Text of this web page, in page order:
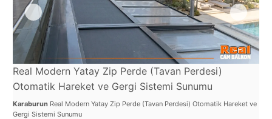
Real Modern Yatay Zip Perde (Tavan Perdesi)
Otomatik Hareket ve Gergi Sistemi Sunumu
Karaburun Real Modern Yatay Zip Perde (Tavan Perdesi) Otomatik Hareket ve
Gergi Sistemi Sunumu
switzerland
Tilburg
Van
Yalova